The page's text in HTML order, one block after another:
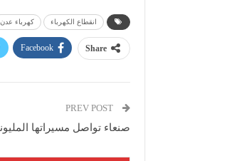
انقطاع الكهرباء كهرباء عدن
Share
Facebook
صنعاء تواصل مسيراتها